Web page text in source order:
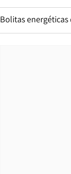
Bolitas